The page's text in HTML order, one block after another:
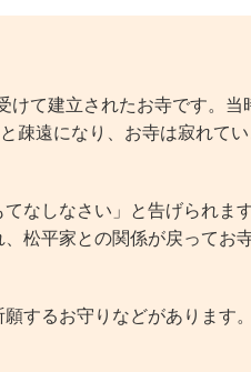
けて建立されたお寺です。当
疎遠になり、お寺は寂れてい
なしなさい」と告げられます
松平家との関係が戻ってお
するお守りなどがあります